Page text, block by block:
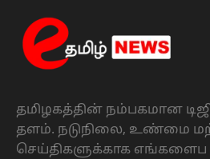
தமிழகத்தின் நம்பகமான
தளம். நடுநிலை, உண்மை
செய்திகளுக்காக எங்களைப